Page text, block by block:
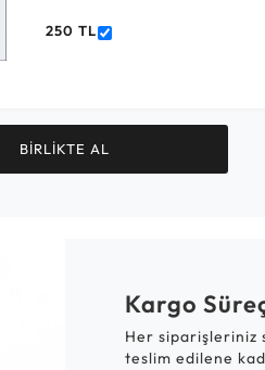
250 TL
BİRLİKTE AL
Kargo
Her siparişleriniz
teslim edilene